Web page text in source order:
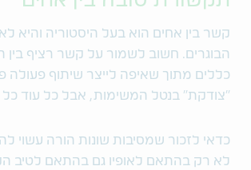
קשר בין אחים הוא בעל היסטוריה והיא
הבוגרים. חשוב לשמור על קשר רציף בין
כללים מתוך שאיפה לייצר שיתוף פעולה
"צודקת" בנטל המשימות, אבל כל עוד
כדאי לזכור שמסיבות שונות הורה עשוי
לא רק בהתאם לאופיו גם בהתאם לטיב